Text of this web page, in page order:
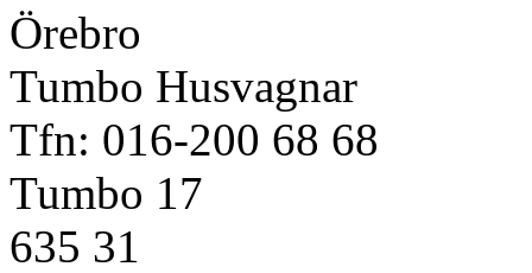
Örebro
Tumbo Husvagnar
Tfn: 016-200 68 68
Tumbo 17
635 31